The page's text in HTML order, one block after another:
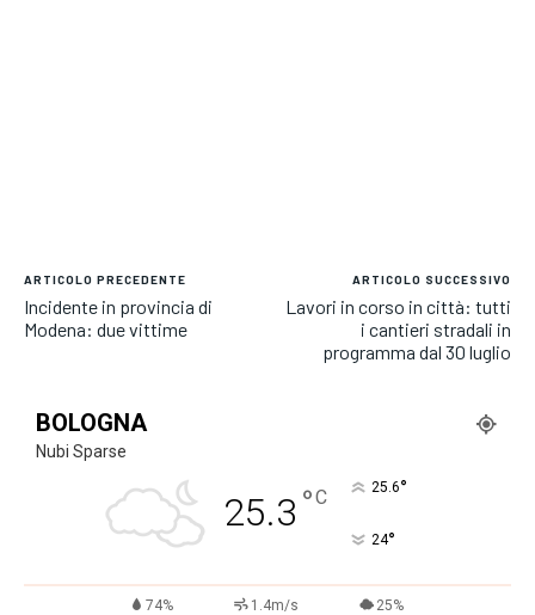
ARTICOLO PRECEDENTE
Incidente in provincia di
Modena: due vittime
ARTICOLO SUCCESSIVO
Lavori in corso in città: tutti
i cantieri stradali in
programma dal 30 luglio
BOLOGNA
Nubi Sparse
25.3 °C 25.6°
24°
74% 1.4m/s 25%